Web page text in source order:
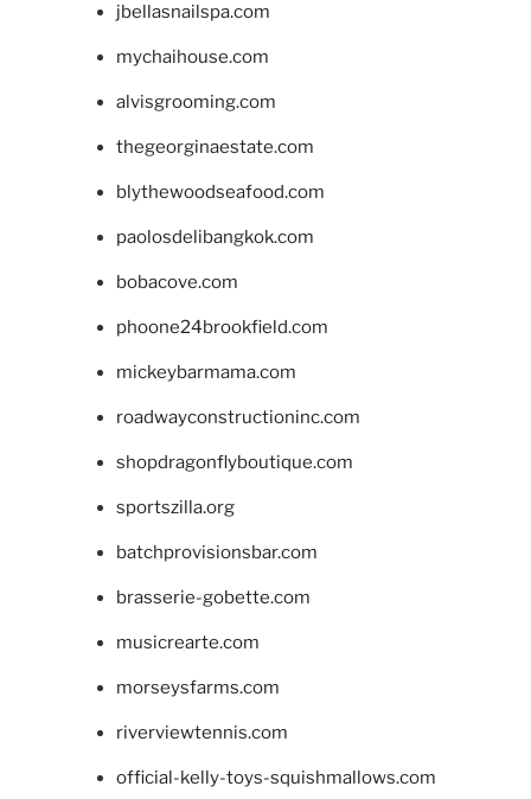
jbellasnailspa.com
mychaihouse.com
alvisgrooming.com
thegeorginaestate.com
blythewoodseafood.com
paolosdelibangkok.com
bobacove.com
phoone24brookfield.com
mickeybarmama.com
roadwayconstructioninc.com
shopdragonflyboutique.com
sportszilla.org
batchprovisionsbar.com
brasserie-gobette.com
musicrearte.com
morseysfarms.com
riverviewtennis.com
official-kelly-toys-squishmallows.com